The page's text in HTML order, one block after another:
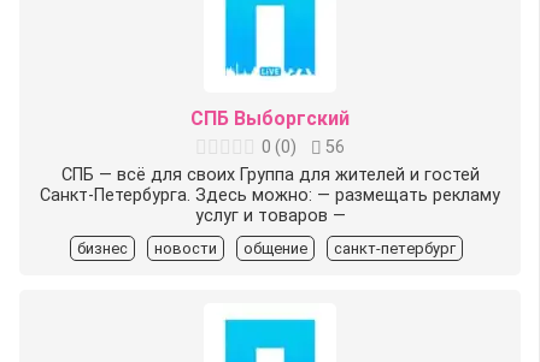
СПБ Выборгский
0 (0)
56
СПБ — всё для своих Группа для жителей и гостей
Санкт-Петербурга. Здесь можно: — размещать рекламу
услуг и товаров —
бизнес новости общение санкт-петербург